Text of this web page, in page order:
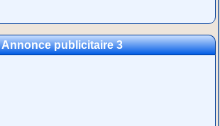
Annonce publicitaire 3